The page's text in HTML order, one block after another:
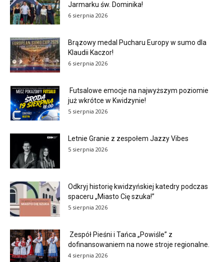
Jarmarku św. Dominika!
6 sierpnia 2026
Brązowy medal Pucharu Europy w sumo dla
Klaudii Kaczor!
6 sierpnia 2026
Futsalowe emocje na najwyższym poziomie
już wkrótce w Kwidzynie!
5 sierpnia 2026
Letnie Granie z zespołem Jazzy Vibes
5 sierpnia 2026
Odkryj historię kwidzyńskiej katedry podczas
spaceru „Miasto Cię szuka!”
5 sierpnia 2026
Zespół Pieśni i Tańca „Powiśle” z
dofinansowaniem na nowe stroje regionalne.
4 sierpnia 2026